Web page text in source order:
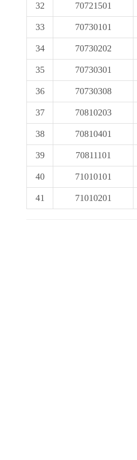
32 70721501
33 70730101
34 70730202
35 70730301
36 70730308
37 70810203
38 70810401
39 70811101
40 71010101
41 71010201